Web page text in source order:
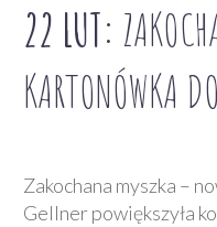
22 LUT:
KARTONÓWKA
Zakochana myszka –
Gellner powiększyła